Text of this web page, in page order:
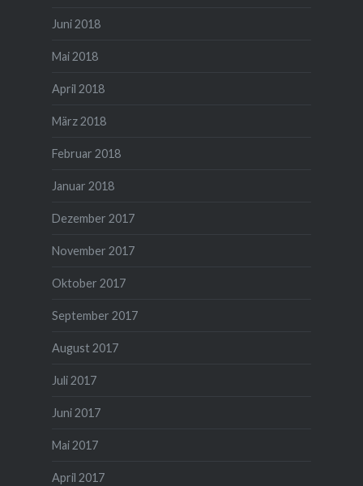
Juni 2018
Mai 2018
April 2018
März 2018
Februar 2018
Januar 2018
Dezember 2017
November 2017
Oktober 2017
September 2017
August 2017
Juli 2017
Juni 2017
Mai 2017
April 2017